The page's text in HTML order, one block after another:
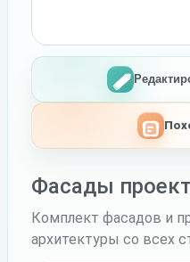
Фасады
Комплект фасадов и
архитектуры со всех